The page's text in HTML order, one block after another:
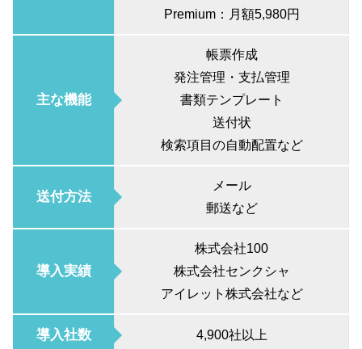
Premium：月額5,980円
主な機能
帳票作成
発注管理・支払管理
書類テンプレート
送付状
検索項目の自動配置など
送付方法
メール
郵送など
導入実績
株式会社100
株式会社センクシャ
アイレット株式会社など
導入社数 4,900社以上